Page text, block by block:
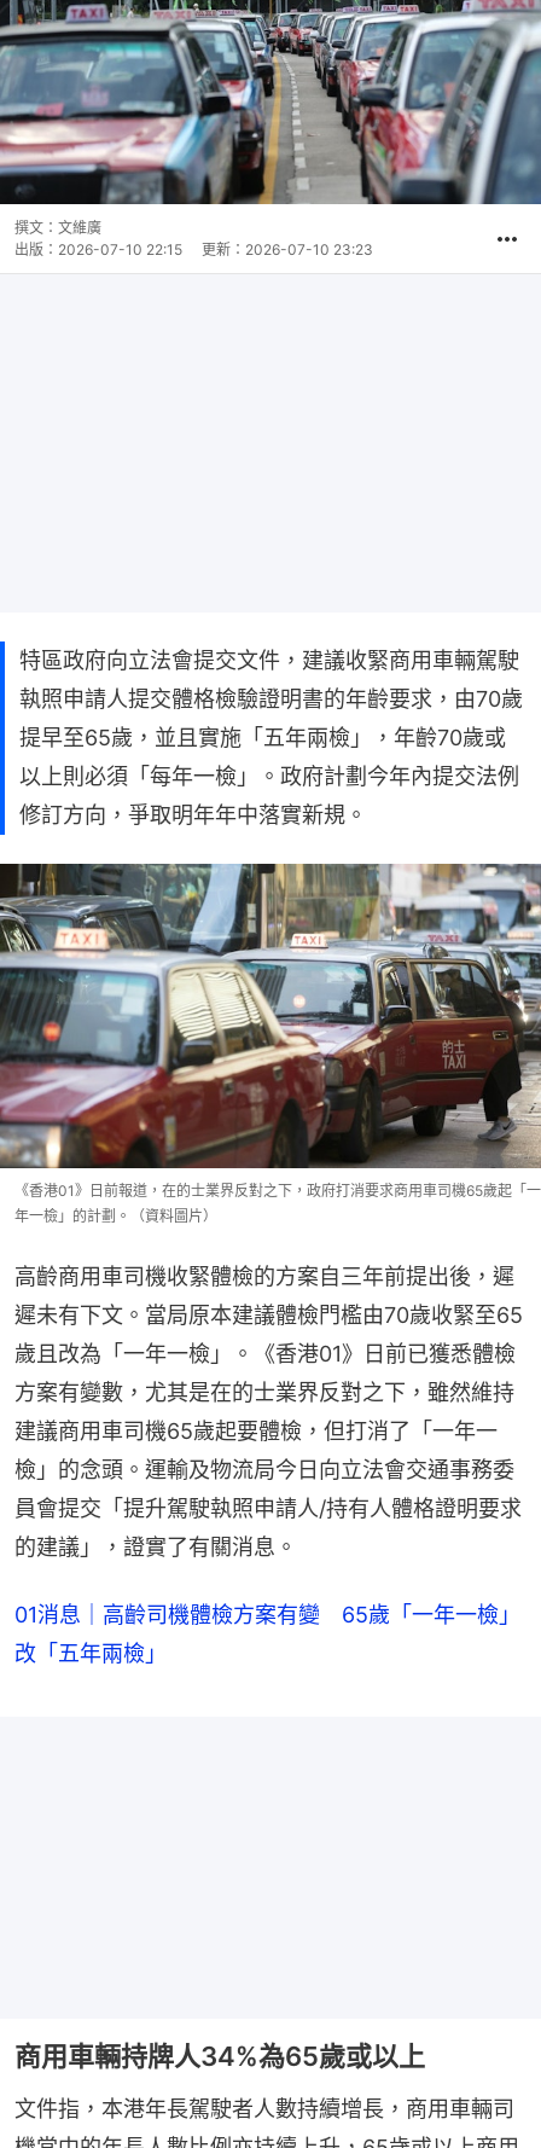
撰文： 文維廣
出版： 2026-07-10 22:15 更新： 2026-07-10 23:23
特區政府向立法會提交文件，建議收緊商用車輛駕駛
執照申請人提交體格檢驗證明書的年齡要求，由70歲
提早至65歲，並且實施「五年兩檢」，年齡70歲或
以上則必須「每年一檢」。政府計劃今年內提交法例
修訂方向，爭取明年年中落實新規。
《香港01》日前報道，在的士業界反對之下，政府打消要求商用車司機65歲起「一
年一檢」的計劃。（資料圖片）
高齡商用車司機收緊體檢的方案自三年前提出後，遲
遲未有下文。當局原本建議體檢門檻由70歲收緊至65
歲且改為「一年一檢」。《香港01》日前已獲悉體檢
方案有變數，尤其是在的士業界反對之下，雖然維持
建議商用車司機65歲起要體檢，但打消了「一年一
檢」的念頭。運輸及物流局今日向立法會交通事務委
員會提交「提升駕駛執照申請人/持有人體格證明要求
的建議」，證實了有關消息。
01消息｜高齡司機體檢方案有變 65歲「一年一檢」
改「五年兩檢」
商用車輛持牌人34%為65歲或以上
文件指，本港年長駕駛者人數持續增長，商用車輛司